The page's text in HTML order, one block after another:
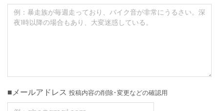
■メールアドレス 投稿内容の削除･変更などの確認用